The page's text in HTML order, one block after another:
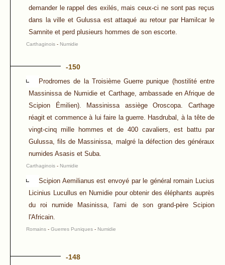
demander le rappel des exilés, mais ceux-ci ne sont pas reçus
dans la ville et Gulussa est attaqué au retour par Hamilcar le
Samnite et perd plusieurs hommes de son escorte.
Carthaginois - Numidie
-150
Prodromes de la Troisième Guerre punique (hostilité entre
Massinissa de Numidie et Carthage, ambassade en Afrique de
Scipion Émilien). Massinissa assiège Oroscopa. Carthage
réagit et commence à lui faire la guerre. Hasdrubal, à la tête de
vingt-cinq mille hommes et de 400 cavaliers, est battu par
Gulussa, fils de Massinissa, malgré la défection des généraux
numides Asasis et Suba.
Carthaginois - Numidie
Scipion Aemilianus est envoyé par le général romain Lucius
Licinius Lucullus en Numidie pour obtenir des éléphants auprès
du roi numide Masinissa, l'ami de son grand-père Scipion
l'Africain.
Romains - Guerres Puniques - Numidie
-148